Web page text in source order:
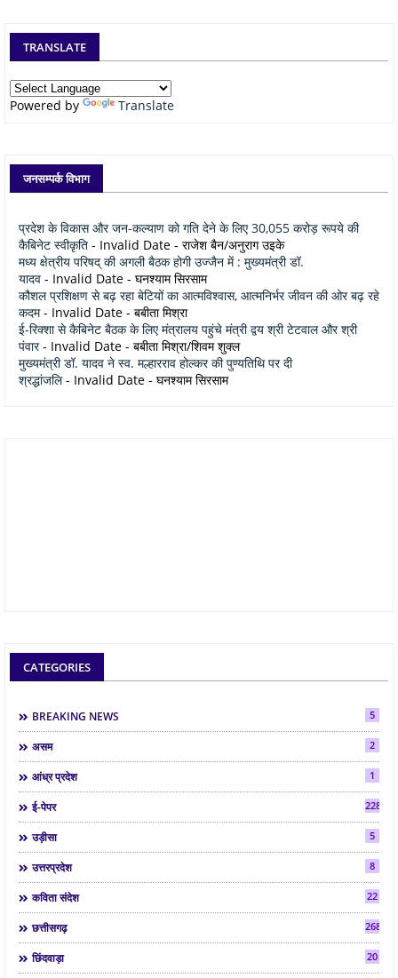
TRANSLATE
Powered by Translate
जनसम्पर्क विभाग
प्रदेश के विकास और जन-कल्याण को गति देने के लिए 30,055 करोड़ रूपये की
कैबिनेट स्वीकृति - Invalid Date - राजेश बैन/अनुराग उइके
मध्य क्षेत्रीय परिषद् की अगली बैठक होगी उज्जैन में : मुख्यमंत्री डॉ.
यादव - Invalid Date - घनश्याम सिरसाम
कौशल प्रशिक्षण से बढ़ रहा बेटियों का आत्मविश्वास, आत्मनिर्भर जीवन की ओर बढ़ रहे
कदम- Invalid Date - बबीता मिश्रा
ई-रिक्शा से कैबिनेट बैठक के लिए मंत्रालय पहुंचे मंत्री द्वय श्री टेटवाल और श्री
पंवार- Invalid Date - बबीता मिश्रा/शिवम शुक्ल
मुख्यमंत्री डॉ. यादव ने स्व. मल्हारराव होल्कर की पुण्यतिथि पर दी
श्रद्धांजलि- Invalid Date - घनश्याम सिरसाम
CATEGORIES
BREAKING NEWS 5
असम 2
आंध्र प्रदेश 1
ई-पेपर 2286
उड़ीसा 5
उत्तरप्रदेश 8
कविता संदेश 22
छत्तीसगढ़ 268
छिंदवाड़ा 20